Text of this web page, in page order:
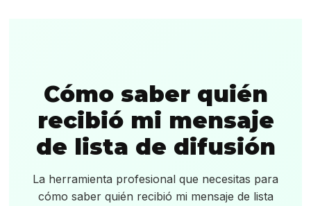
Cómo saber quién
recibió mi mensaje
de lista de difusión
La herramienta profesional que necesitas para
cómo saber quién recibió mi mensaje de lista